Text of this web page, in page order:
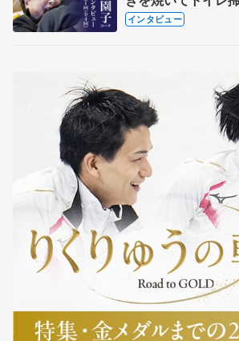
も通用するという
インタビュー